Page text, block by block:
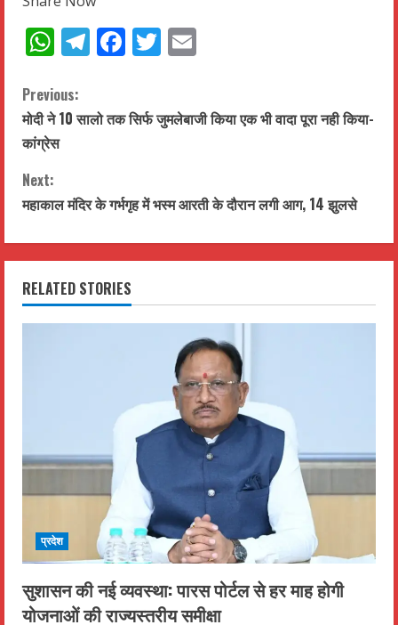
WhatsApp
Telegram
Facebook
Twitter
C
o
n
t
i
n
u
a
n
Previous:
मोदी ने 10 सालो तक सिर्फ जुमलेबाजी किया एक भी वादा पूरा नही किया-
कांग्रेस
Next:
महाकाल मंदिर के गर्भगृह में भस्म आरती के दौरान लगी आग, 14 झुलसे
RELATED STORIES
प्रदेश
सुशासन की नई व्यवस्था: पारस पोर्टल से हर माह होगी
योजनाओं की राज्यस्तरीय समीक्षा